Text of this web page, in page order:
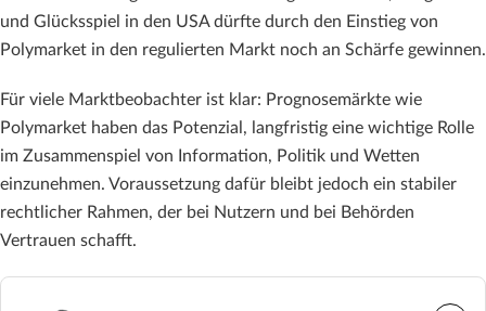
und Glücksspiel in den USA dürfte durch den Einstieg von
Polymarket in den regulierten Markt noch an Schärfe gewinnen.
Für viele Marktbeobachter ist klar: Prognosemärkte wie
Polymarket haben das Potenzial, langfristig eine wichtige Rolle
im Zusammenspiel von Information, Politik und Wetten
einzunehmen. Voraussetzung dafür bleibt jedoch ein stabiler
rechtlicher Rahmen, der bei Nutzern und bei Behörden
Vertrauen schafft.